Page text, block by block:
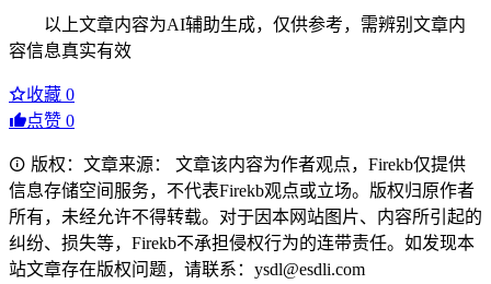
以上文章内容为AI辅助生成，仅供参考，需辨别文章内
容信息真实有效
收藏 0
点赞 0
版权：文章来源： 文章该内容为作者观点，Firekb仅提供
信息存储空间服务，不代表Firekb观点或立场。版权归原作者
所有，未经允许不得转载。对于因本网站图片、内容所引起的
纠纷、损失等，Firekb不承担侵权行为的连带责任。如发现本
站文章存在版权问题，请联系：ysdl@esdli.com